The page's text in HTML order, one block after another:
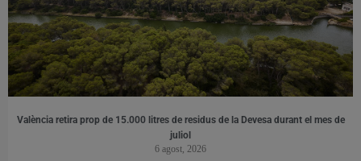
València retira prop de 15.000 litres de residus de la Devesa durant el mes de
juliol
6 agost, 2026